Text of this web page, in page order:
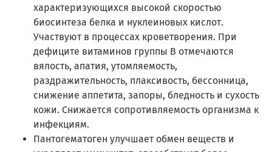
характеризующихся высокой скоростью
биосинтеза белка и нуклеиновых кислот.
Участвуют в процессах кроветворения. При
дефиците витаминов группы В отмечаются
вялость, апатия, утомляемость,
раздражительность, плаксивость, бессонница,
снижение аппетита, запоры, бледность и сухость
кожи. Снижается сопротивляемость организма к
инфекциям.
Пантогематоген улучшает обмен веществ и